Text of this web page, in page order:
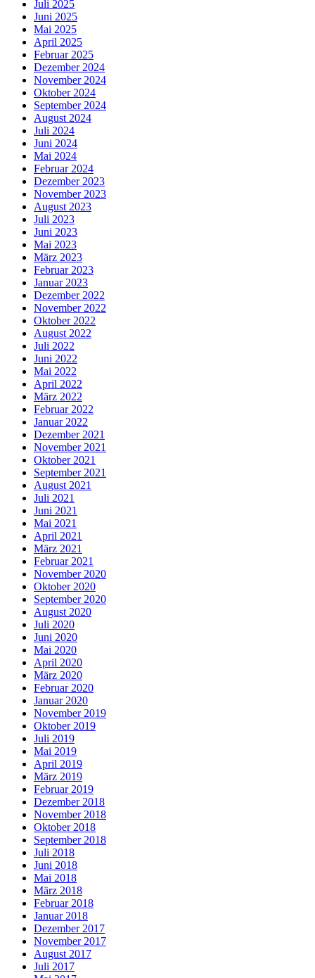
Juli 2025
Juni 2025
Mai 2025
April 2025
Februar 2025
Dezember 2024
November 2024
Oktober 2024
September 2024
August 2024
Juli 2024
Juni 2024
Mai 2024
Februar 2024
Dezember 2023
November 2023
August 2023
Juli 2023
Juni 2023
Mai 2023
März 2023
Februar 2023
Januar 2023
Dezember 2022
November 2022
Oktober 2022
August 2022
Juli 2022
Juni 2022
Mai 2022
April 2022
März 2022
Februar 2022
Januar 2022
Dezember 2021
November 2021
Oktober 2021
September 2021
August 2021
Juli 2021
Juni 2021
Mai 2021
April 2021
März 2021
Februar 2021
November 2020
Oktober 2020
September 2020
August 2020
Juli 2020
Juni 2020
Mai 2020
April 2020
März 2020
Februar 2020
Januar 2020
November 2019
Oktober 2019
Juli 2019
Mai 2019
April 2019
März 2019
Februar 2019
Dezember 2018
November 2018
Oktober 2018
September 2018
Juli 2018
Juni 2018
Mai 2018
März 2018
Februar 2018
Januar 2018
Dezember 2017
November 2017
August 2017
Juli 2017